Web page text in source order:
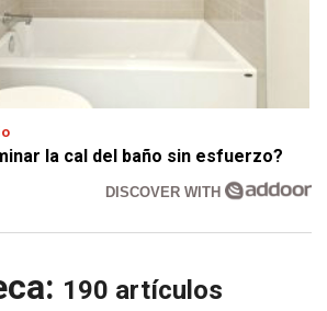
la cal del baño sin esfuerzo?
DISCOVER WITH
190 artículos